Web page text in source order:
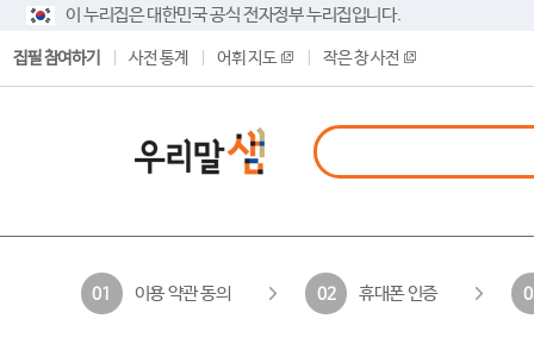
이 누리집은 대한민국 공식 전자정부 누리집입니다.
집필 참여하기 사전 통계 어휘 지도 작은 창 사전
01 이용 약관 동의 02 휴대폰 인증